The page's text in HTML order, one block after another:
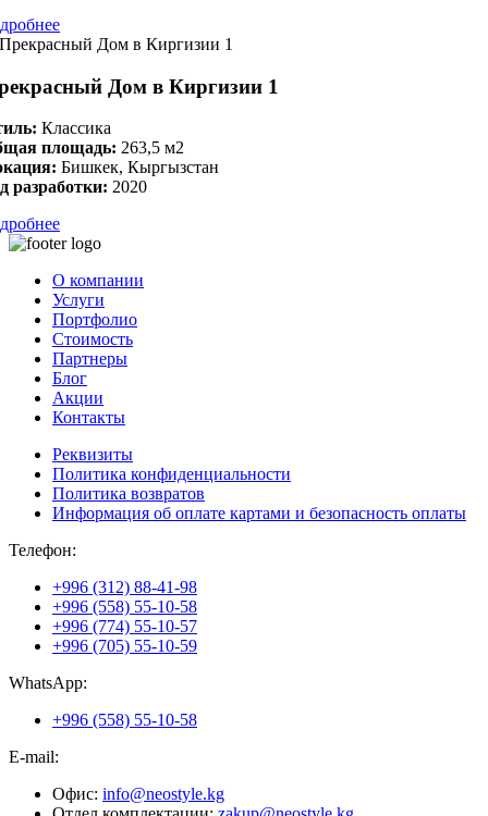
Дом в Киргизии 1
Классика
площадь: 263,5 м2
Бишкек, Кыргызстан
разработки: 2020
О компании
Услуги
Портфолио
Стоимость
Партнеры
Блог
Акции
Контакты
Реквизиты
Политика конфиденциальности
Политика возвратов
Информация об оплате картами и безопасность оплаты
Телефон:
+996 (312) 88-41-98
+996 (558) 55-10-58
+996 (774) 55-10-57
+996 (705) 55-10-59
WhatsApp:
+996 (558) 55-10-58
E-mail:
Офис: info@neostyle.kg